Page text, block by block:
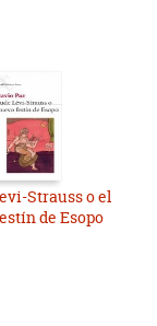
Strauss o el
de Esopo